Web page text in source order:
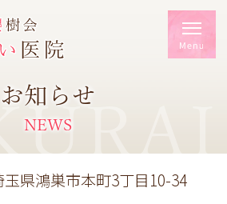
お知らせ
NEWS
玉県鴻巣市本町3丁目10-34